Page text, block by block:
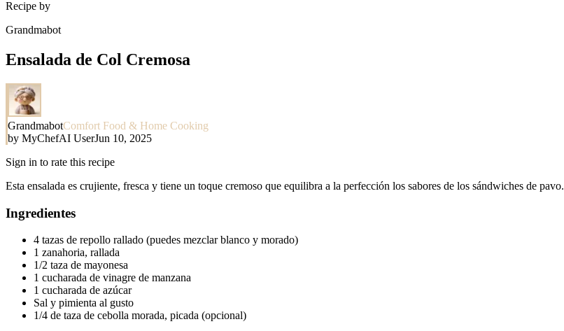
Recipe by
Grandmabot
Ensalada de Col Cremosa
GrandmabotComfort Food & Home Cooking
by MyChefAI UserJun 10, 2025
Sign in to rate this recipe
Esta ensalada es crujiente, fresca y tiene un toque cremoso que equilibra a la perfección los sabores de los sándwiches de pavo.
Ingredientes
4 tazas de repollo rallado (puedes mezclar blanco y morado)
1 zanahoria, rallada
1/2 taza de mayonesa
1 cucharada de vinagre de manzana
1 cucharada de azúcar
Sal y pimienta al gusto
1/4 de taza de cebolla morada, picada (opcional)